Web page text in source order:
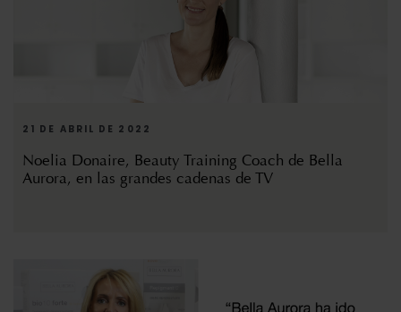
21 DE ABRIL DE 2022
Noelia Donaire, Beauty Training Coach de Bella
Aurora, en las grandes cadenas de TV